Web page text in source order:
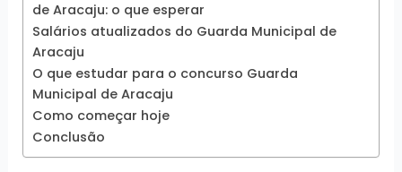
de Aracaju: o que esperar
Salários atualizados do Guarda Municipal de
Aracaju
O que estudar para o concurso Guarda
Municipal de Aracaju
Como começar hoje
Conclusão